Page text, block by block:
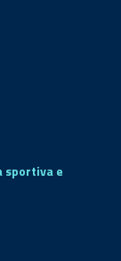
sportiva e